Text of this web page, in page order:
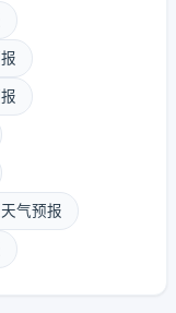
气预报